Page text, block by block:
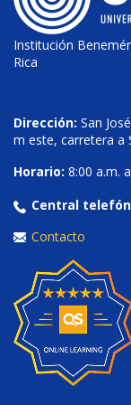
Institución
Rica
Dirección: San
m este, carretera a
Horario: 8:00 a.m.
Central
Contacto